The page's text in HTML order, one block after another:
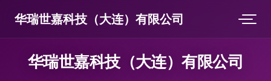
华瑞世嘉科技（大连）有限公司
华瑞世嘉科技（大连）有限公司